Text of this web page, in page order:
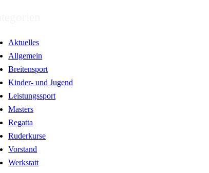
Aktuelles
Allgemein
Breitensport
Kinder- und Jugend
Leistungssport
Masters
Regatta
Ruderkurse
Vorstand
Werkstatt